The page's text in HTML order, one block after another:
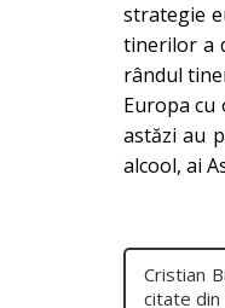
strategie
tinerilor a
rândul
Europa cu
astăzi au
alcool, ai
Cristian
citate din